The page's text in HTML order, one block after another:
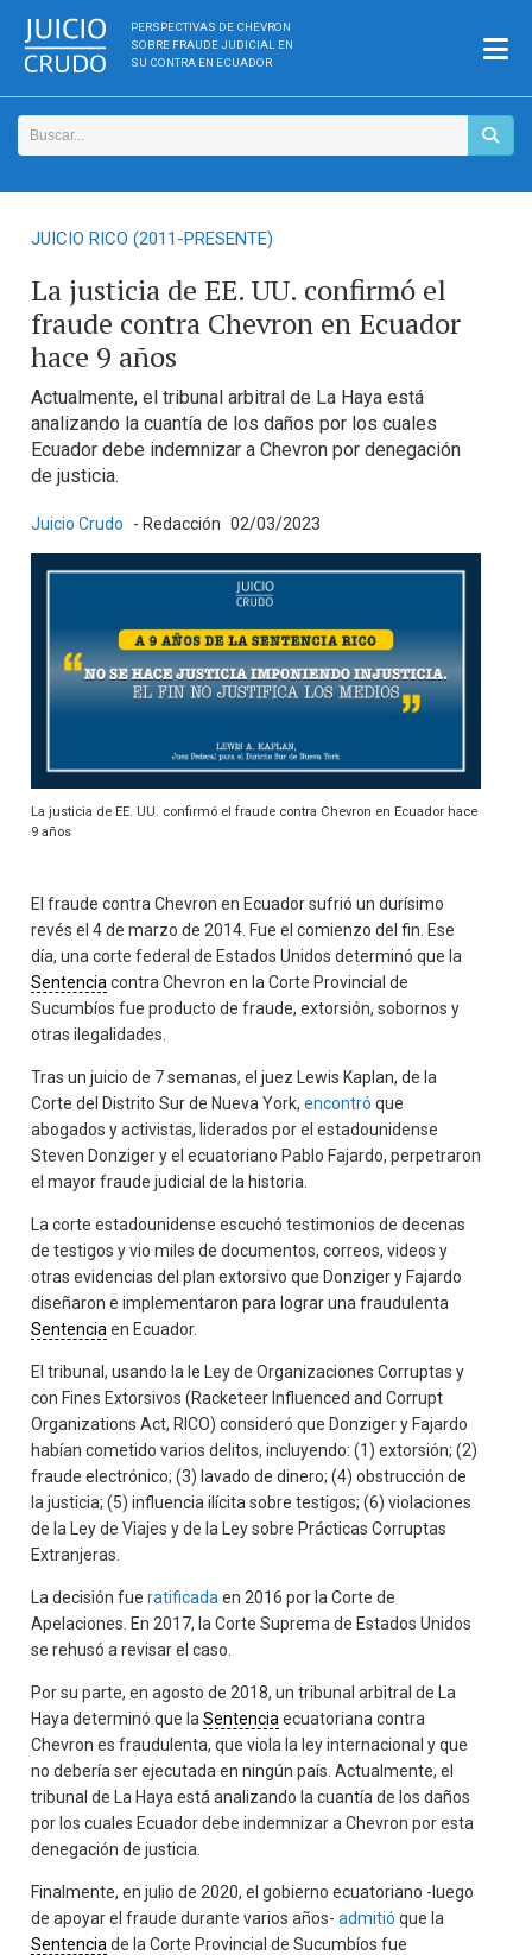
PERSPECTIVAS DE CHEVRON
SOBRE FRAUDE JUDICIAL EN
SU CONTRA EN ECUADOR
JUICIO RICO (2011-PRESENTE)
La justicia de EE. UU. confirmó el
fraude contra Chevron en Ecuador
hace 9 años
Actualmente, el tribunal arbitral de La Haya está
analizando la cuantía de los daños por los cuales
Ecuador debe indemnizar a Chevron por denegación
de justicia.
Juicio Crudo - Redacción 02/03/2023
La justicia de EE. UU. confirmó el fraude contra Chevron en Ecuador hace
9 años
El fraude contra Chevron en Ecuador sufrió un durísimo
revés el 4 de marzo de 2014. Fue el comienzo del fin. Ese
día, una corte federal de Estados Unidos determinó que la
Sentencia contra Chevron en la Corte Provincial de
Sucumbíos fue producto de fraude, extorsión, sobornos y
otras ilegalidades.
Tras un juicio de 7 semanas, el juez Lewis Kaplan, de la
Corte del Distrito Sur de Nueva York,encontró que
abogados y activistas, liderados por el estadounidense
Steven Donziger y el ecuatoriano Pablo Fajardo, perpetraron
el mayor fraude judicial de la historia.
La corte estadounidense escuchó testimonios de decenas
de testigos y vio miles de documentos, correos, videos y
otras evidencias del plan extorsivo que Donziger y Fajardo
diseñaron e implementaron para lograr una fraudulenta
Sentencia en Ecuador.
El tribunal, usando la le Ley de Organizaciones Corruptas y
con Fines Extorsivos (Racketeer Influenced and Corrupt
Organizations Act, RICO) consideró que Donziger y Fajardo
habían cometido varios delitos, incluyendo: (1) extorsión; (2)
fraude electrónico; (3) lavado de dinero; (4) obstrucción de
la justicia; (5) influencia ilícita sobre testigos; (6) violaciones
de la Ley de Viajes y de la Ley sobre Prácticas Corruptas
Extranjeras.
La decisión fueratificada en 2016 por la Corte de
Apelaciones. En 2017, la Corte Suprema de Estados Unidos
se rehusó a revisar el caso.
Por su parte, en agosto de 2018, un tribunal arbitral de La
Haya determinó que laSentencia ecuatoriana contra
Chevron es fraudulenta, que viola la ley internacional y que
no debería ser ejecutada en ningún país. Actualmente, el
tribunal de La Haya está analizando la cuantía de los daños
por los cuales Ecuador debe indemnizar a Chevron por esta
denegación de justicia.
Finalmente, en julio de 2020, el gobierno ecuatoriano -luego
de apoyar el fraude durante varios años-admitió que la
Sentencia de la Corte Provincial de Sucumbíos fue